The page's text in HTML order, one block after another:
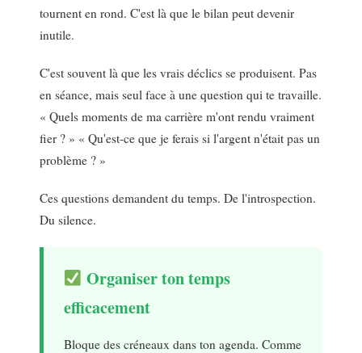
tournent en rond. C'est là que le bilan peut devenir
inutile.
C'est souvent là que les vrais déclics se produisent. Pas
en séance, mais seul face à une question qui te travaille.
« Quels moments de ma carrière m'ont rendu vraiment
fier ? » « Qu'est-ce que je ferais si l'argent n'était pas un
problème ? »
Ces questions demandent du temps. De l'introspection.
Du silence.
Organiser ton temps
efficacement
Bloque des créneaux dans ton agenda. Comme